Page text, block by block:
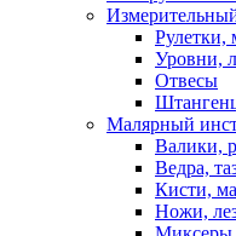
Рулетки,
Уровни,
Отвесы
Малярный
Валики,
Ведра,
Кисти,
Ножи,